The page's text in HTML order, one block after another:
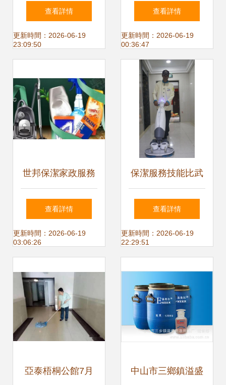
城市晨曦的第一道
光
查看詳情
更新時間：2026-06-19
23:09:50
潔地面到點亮生活
查看詳情
更新時間：2026-06-19
00:36:47
世邦保潔家政服務
加盟全景分析
2019年費用詳解與
查看詳情
更新時間：2026-06-19
03:06:26
保潔服務技能比武
把基礎服務做到極
致——地面清洗專
查看詳情
更新時間：2026-06-19
22:29:51
亞泰梧桐公館7月 中山市三鄉鎮溢盛